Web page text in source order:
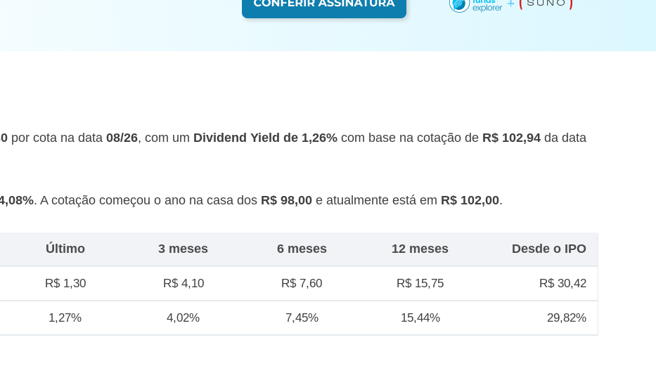
por cota na data 08/26, com um Dividend Yield de 1,26% com base na cotação de R$ 102,94 da data
. A cotação começou o ano na casa dos R$ 98,00 e atualmente está em R$ 102,00.
Último 3 meses 6 meses 12 meses Desde o IPO
R$ 1,30 R$ 4,10 R$ 7,60 R$ 15,75 R$ 30,42
1,27% 4,02% 7,45% 15,44% 29,82%